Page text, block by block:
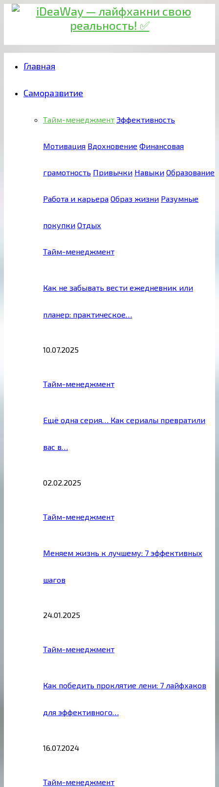
Главная
Саморазвитие
Тайм-менеджмент Эффективность
Мотивация Вдохновение Финансовая
грамотность Привычки Навыки Образование
Работа и карьера Образ жизни Разумные
покупки Отдых
Тайм-менеджмент
Как не забывать вести ежедневник или
планер: практическое…
10.07.2025
Тайм-менеджмент
Ещё одна серия… Как сериалы превратили
вас в…
02.02.2025
Тайм-менеджмент
Меняем жизнь к лучшему: 7 эффективных
шагов
24.01.2025
Тайм-менеджмент
Как победить проклятие лени: 7 лайфхаков
для эффективного…
16.07.2024
Тайм-менеджмент